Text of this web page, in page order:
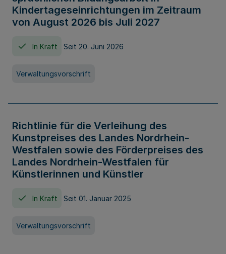
Kindertageseinrichtungen im Zeitraum
von August 2026 bis Juli 2027
In Kraft Seit 20. Juni 2026
Verwaltungsvorschrift
Richtlinie für die Verleihung des
Kunstpreises des Landes Nordrhein-
Westfalen sowie des Förderpreises des
Landes Nordrhein-Westfalen für
Künstlerinnen und Künstler
In Kraft Seit 01. Januar 2025
Verwaltungsvorschrift